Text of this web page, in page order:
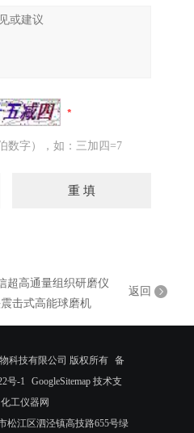
数字），如：三加四=7
超高通量组织研磨仪
击式高能球磨机
返回
科技有限公司 版权所有 备
号-1
GoogleSitemap技术支
化工仪器网
松江区泗泾镇高技路655号绿